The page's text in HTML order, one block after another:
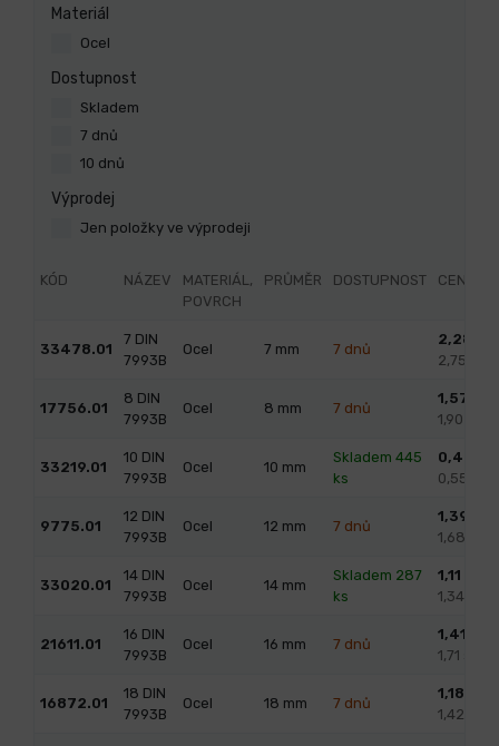
Materiál
Ocel
Dostupnost
Skladem
7 dnů
10 dnů
Výprodej
Jen položky ve výprodeji
KÓD NÁZEV
MATERIÁL,
POVRCH
PRŮMĚR DOSTUPNOST CENA
33478.01
7 DIN
7993B
Ocel 7 mm 7 dnů
2,28
2,75 s
17756.01
8 DIN
7993B
Ocel 8 mm 7 dnů
1,57
1,90 s
33219.01
10 DIN
7993B
Ocel 10 mm
Skladem 445
ks
0,45
0,55 s
9775.01
12 DIN
7993B
Ocel 12 mm 7 dnů
1,39
1,68 s
33020.01
14 DIN
7993B
Ocel 14 mm
Skladem 287
ks
1,11
1,34 s
21611.01
16 DIN
7993B
Ocel 16 mm 7 dnů
1,41
1,71 s
16872.01
18 DIN
7993B
Ocel 18 mm 7 dnů
1,18
1,42 s